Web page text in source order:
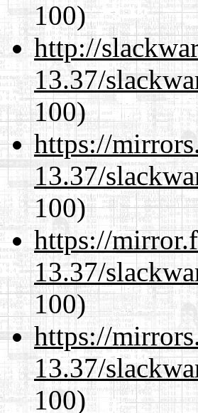
100)
http://
13.37/
100)
https://
13.37/
100)
https://
13.37/
100)
https://
13.37/
100)